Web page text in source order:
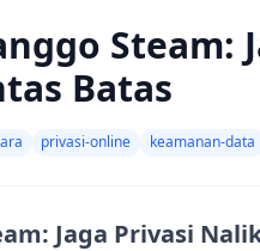
Steam:
Batas
privasi-online keamanan-data
Jaga Privasi